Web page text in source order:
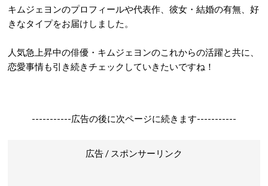
キムジェヨンのプロフィールや代表作、彼女・結婚の有無、好
きなタイプをお届けしました。
人気急上昇中の俳優・キムジェヨンのこれからの活躍と共に、
恋愛事情も引き続きチェックしていきたいですね！
-----------広告の後に次ページに続きます-----------
広告 / スポンサーリンク